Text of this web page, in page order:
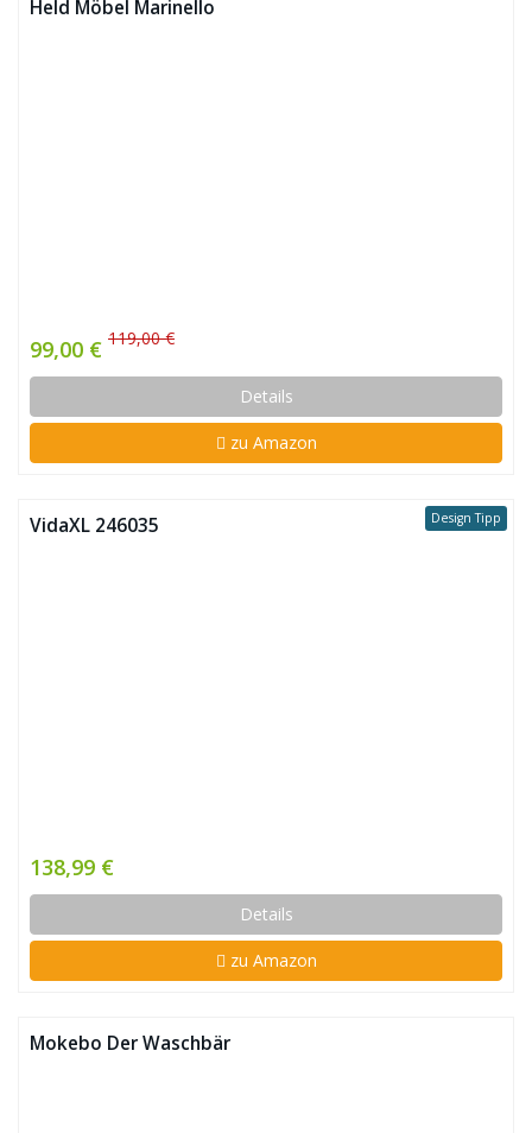
Held Möbel Marinello
99,00 € 119,00 €
Details
zu Amazon
Design Tipp
VidaXL 246035
138,99 €
Details
zu Amazon
Mokebo Der Waschbär